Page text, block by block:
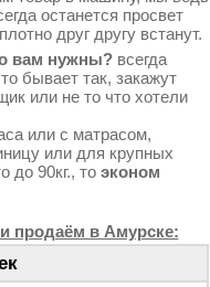
останется просвет
друг другу встанут.
вам нужны?всегда
бывает так, закажут
или не то что хотели
или с матрасом,
или для крупных
до 90кг., то эконом
продаём в Амурске: